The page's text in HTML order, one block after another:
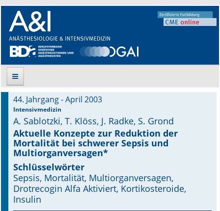
Suche
Aktuelle Ausgabe
Leitlinien
Archiv
Supplements
44. Jahrgang - April 2003
Intensivmedizin
A. Sablotzki, T. Klöss, J. Radke, S. Grond
Aktuelle Konzepte zur Reduktion der
Mortalität bei schwerer Sepsis und
Multiorganversagen*
Schlüsselwörter
Sepsis, Mortalität, Multiorganversagen,
Drotrecogin Alfa Aktiviert, Kortikosteroide,
Insulin